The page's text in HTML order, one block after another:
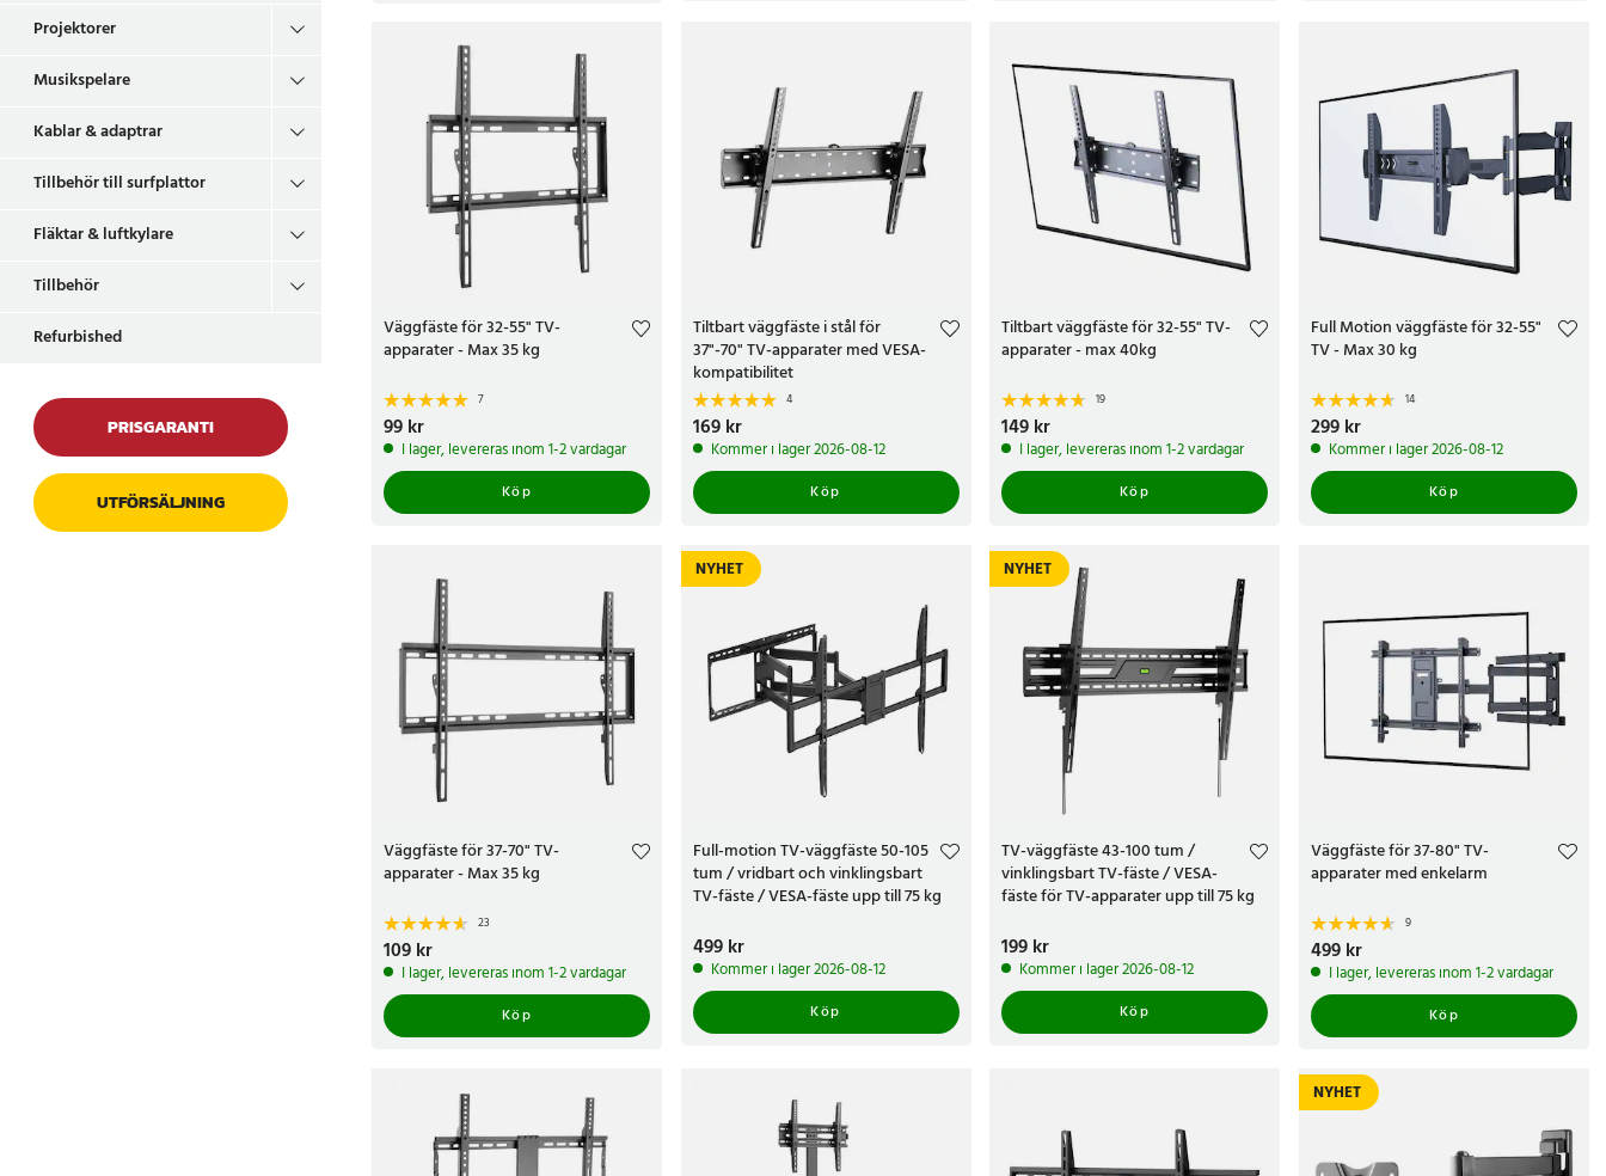
Projektorer
Musikspelare
Kablar & adaptrar
Tillbehör till surfplattor
Fläktar & luftkylare
Tillbehör
Refurbished
PRISGARANTI
UTFÖRSÄLJNING
Väggfäste för 32-55" TV-
apparater - Max 35 kg
7
Pris:99 kr
99 kr
I lager, levereras inom 1-2 vardagar
Köp
Tiltbart väggfäste i stål för
37"-70" TV-apparater med VESA-
kompatibilitet
4
Pris:169 kr
169 kr
Kommer i lager 2026-08-12
Köp
Tiltbart väggfäste för 32-55" TV-
apparater - max 40kg
19
Pris :149 kr
149 kr
I lager, levereras inom 1-2 vardagar
Köp
Full Motion väggfäste för 32-55"
TV - Max 30 kg
14
Pris:299 kr
299 kr
Kommer i lager 2026-08-12
Köp
Väggfäste för 37-70" TV-
apparater - Max 35 kg
23
Pris:109 kr
109 kr
I lager, levereras inom 1-2 vardagar
Köp
NYHET
Full-motion TV-väggfäste 50-105
tum / vridbart och vinklingsbart
TV-fäste / VESA-fäste upp till 75 kg
Pris: 499 kr
499 kr
Kommer i lager 2026-08-12
Köp
NYHET
TV-väggfäste 43-100 tum /
vinklingsbart TV-fäste / VESA-
fäste för TV-apparater upp till 75 kg
Pris :199 kr
199 kr
Kommer i lager 2026-08-12
Köp
Väggfäste för 37-80" TV-
apparater med enkelarm
9
Pris: 499 kr
499 kr
I lager, levereras inom 1-2 vardagar
Köp
NYHET